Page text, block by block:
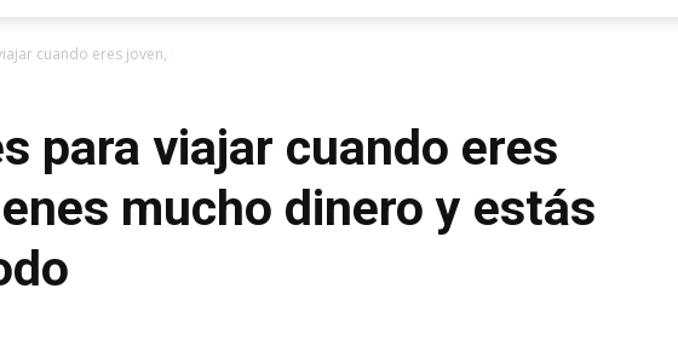
cuando eres joven, no tienes mucho dinero y...
para viajar cuando eres
mucho dinero y estás